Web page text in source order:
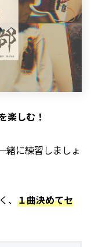
楽しむ！
緒に練習しましょ
、 １曲決めてセ